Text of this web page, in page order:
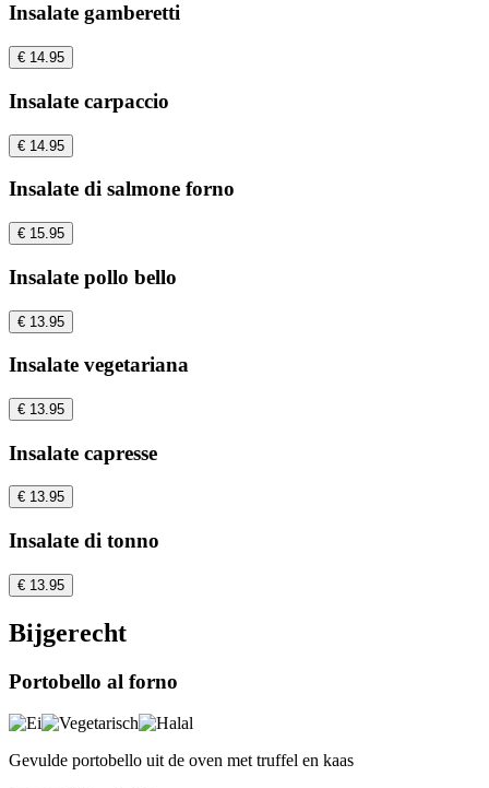
Insalate gamberetti
€ 14.95
Insalate carpaccio
€ 14.95
Insalate di salmone forno
€ 15.95
Insalate pollo bello
€ 13.95
Insalate vegetariana
€ 13.95
Insalate capresse
€ 13.95
Insalate di tonno
€ 13.95
Bijgerecht
Portobello al forno
Gevulde portobello uit de oven met truffel en kaas